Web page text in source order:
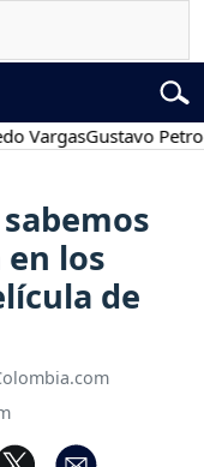
Gustavo Petro
los
de